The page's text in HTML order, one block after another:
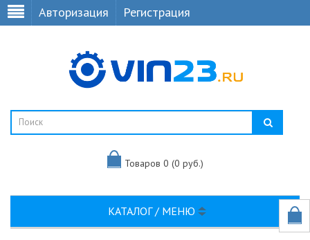
Авторизация Регистрация
Товаров 0 (0 руб.)
КАТАЛОГ / МЕНЮ